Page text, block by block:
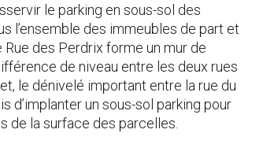
le parking en sous-sol des
l’ensemble des immeubles de part et
Rue des Perdrix forme un mur de
de niveau entre les deux rues
le dénivelé important entre la rue du
d’implanter un sous-sol parking pour
de la surface des parcelles.